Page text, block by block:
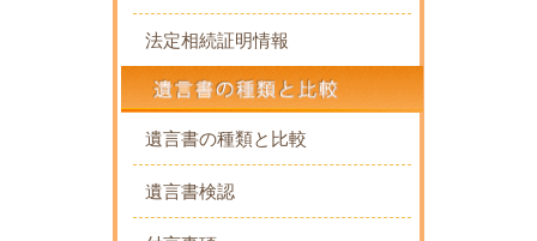
法定相続証明情報
遺言書の種類と比較
遺言書検認